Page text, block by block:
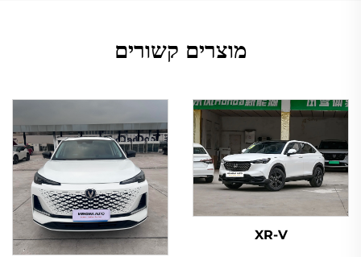
מוצרים קשורים
XR-V